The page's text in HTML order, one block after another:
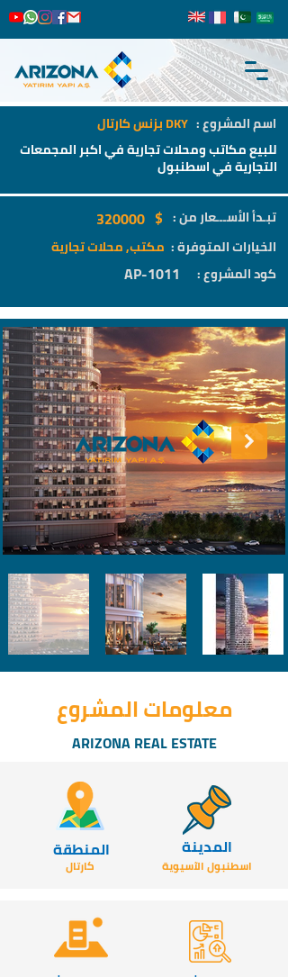
اسم المشروع :
للبيع مكاتب ومحلات تجارية في اكبر المجمعات
التجارية في اسطنبول
DKY بزنس كارتال
تبـدأ الأســـعار من : 320000
الخيارات المتوفرة : مكتب, محلات تجارية
كود المشروع :
AP-1011
$
المنطقة
كارتال
المدينة
اسطنبول الآسيوية
معلومات المشروع
ARIZONA REAL ESTATE